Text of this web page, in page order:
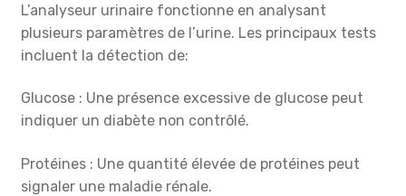
L’analyseur urinaire fonctionne en analysant
plusieurs paramètres de l’urine. Les principaux tests
incluent la détection de:
Glucose : Une présence excessive de glucose peut
indiquer un diabète non contrôlé.
Protéines : Une quantité élevée de protéines peut
signaler une maladie rénale.